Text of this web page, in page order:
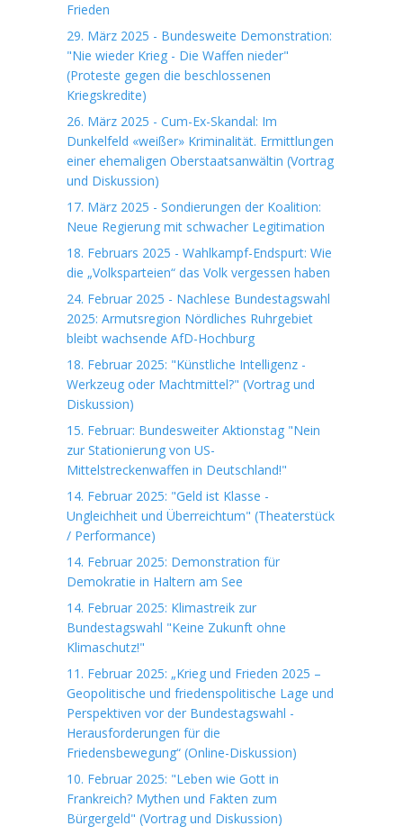
Frieden
29. März 2025 - Bundesweite Demonstration:
"Nie wieder Krieg - Die Waffen nieder"
(Proteste gegen die beschlossenen
Kriegskredite)
26. März 2025 - Cum-Ex-Skandal: Im
Dunkelfeld «weißer» Kriminalität. Ermittlungen
einer ehemaligen Oberstaatsanwältin (Vortrag
und Diskussion)
17. März 2025 - Sondierungen der Koalition:
Neue Regierung mit schwacher Legitimation
18. Februars 2025 - Wahlkampf-Endspurt: Wie
die „Volksparteien“ das Volk vergessen haben
24. Februar 2025 - Nachlese Bundestagswahl
2025: Armutsregion Nördliches Ruhrgebiet
bleibt wachsende AfD-Hochburg
18. Februar 2025: "Künstliche Intelligenz -
Werkzeug oder Machtmittel?" (Vortrag und
Diskussion)
15. Februar: Bundesweiter Aktionstag "Nein
zur Stationierung von US-
Mittelstreckenwaffen in Deutschland!"
14. Februar 2025: "Geld ist Klasse -
Ungleichheit und Überreichtum" (Theaterstück
/ Performance)
14. Februar 2025: Demonstration für
Demokratie in Haltern am See
14. Februar 2025: Klimastreik zur
Bundestagswahl "Keine Zukunft ohne
Klimaschutz!"
11. Februar 2025: „Krieg und Frieden 2025 –
Geopolitische und friedenspolitische Lage und
Perspektiven vor der Bundestagswahl -
Herausforderungen für die
Friedensbewegung“ (Online-Diskussion)
10. Februar 2025: "Leben wie Gott in
Frankreich? Mythen und Fakten zum
Bürgergeld" (Vortrag und Diskussion)